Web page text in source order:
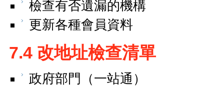
檢查有否遺漏的機構
更新各種會員資料
7.4 改地址檢查清單
政府部門（一站通）